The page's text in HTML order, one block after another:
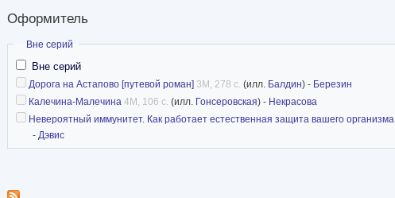
Оформитель
Скрыть
Вне серий
Вне серий
Дорога на Астапово [путевой роман] 3M, 278 с. (илл. Балдин) - Березин
Калечина-Малечина 4M, 106 с. (илл. Гонсеровская) - Некрасова
Невероятный иммунитет. Как работает естественная защита вашего организма
- Дэвис